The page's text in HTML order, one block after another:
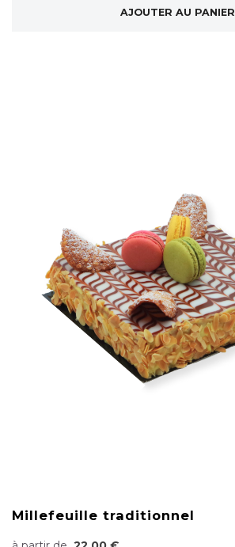
AJOUTER AU PANIER
Millefeuille traditionnel